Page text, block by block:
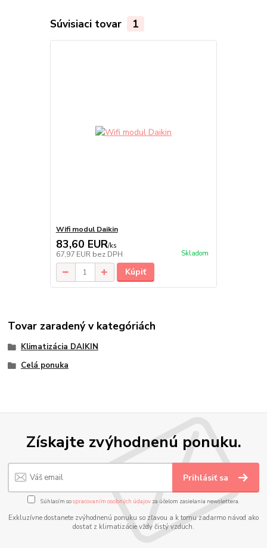
Súvisiaci tovar 1
Wifi modul Daikin
83,60 EUR/ks
67,97 EUR bez DPH Skladom
Kúpiť
Tovar zaradený v kategóriách
Klimatizácia DAIKIN
Celá ponuka
Získajte zvýhodnenú ponuku.
Prihlásiť sa
Súhlasím sospracovaním osobných údajov za účelom zasielania newslettera.
Exkluzívne dostanete zvýhodnenú ponuku so zľavou a k tomu zadarmo návod ako
dostať z klimatizácie vždy čistý vzduch.